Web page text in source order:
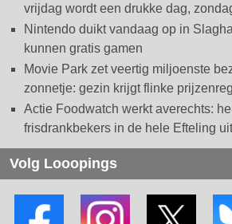
vrijdag wordt een drukke dag,
Nintendo duikt vandaag op in
kunnen gratis gamen
Movie Park zet veertig miljoenste
zonnetje: gezin krijgt flinke
Actie Foodwatch werkt averechts:
frisdrankbekers in de hele Efteling
Volg Looopings